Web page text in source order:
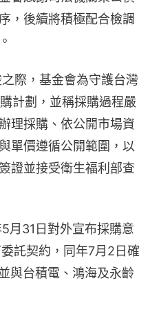
，後續將積極配合檢調
際，基金會為守護台灣
計劃，並稱採購過程嚴
理採購、依公開市場資
單價遵循公開範圍，以
證並接受衛生福利部查
月31日對外宣布採購意
託契約，同年7月2日確
與台積電、鴻海及永齡